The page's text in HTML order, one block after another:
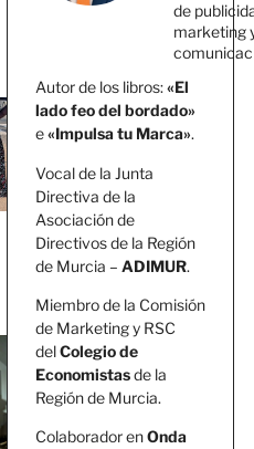
de
marketing
Autor de los libros:«El
lado feo del bordado»
e«Impulsa tu Marca».
Vocal de la Junta
Directiva de la
Asociación de
Directivos de la Región
de Murcia – ADIMUR.
Miembro de la Comisión
de Marketing y RSC
delColegio de
Economistasde la
Región de Murcia.
Colaborador enOnda